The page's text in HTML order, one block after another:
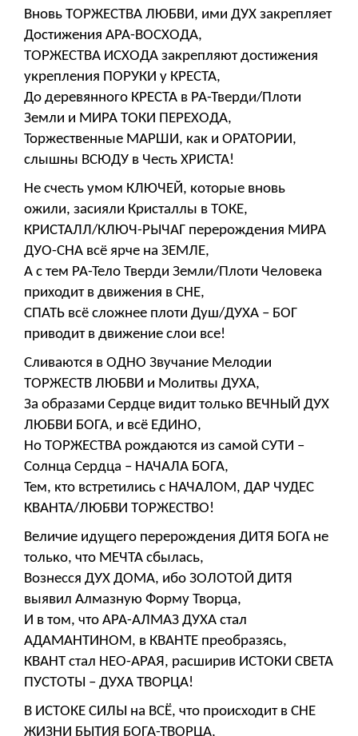
Вновь ТОРЖЕСТВА ЛЮБВИ, ими ДУХ закрепляет
Достижения АРА-ВОСХОДА,
ТОРЖЕСТВА ИСХОДА закрепляют достижения
укрепления ПОРУКИ у КРЕСТА,
До деревянного КРЕСТА в РА-Тверди/Плоти
Земли и МИРА ТОКИ ПЕРЕХОДА,
Торжественные МАРШИ, как и ОРАТОРИИ,
слышны ВСЮДУ в Честь ХРИСТА!
Не счесть умом КЛЮЧЕЙ, которые вновь
ожили, засияли Кристаллы в ТОКЕ,
КРИСТАЛЛ/КЛЮЧ-РЫЧАГ перерождения МИРА
ДУО-СНА всё ярче на ЗЕМЛЕ,
А с тем РА-Тело Тверди Земли/Плоти Человека
приходит в движения в СНЕ,
СПАТЬ всё сложнее плоти Душ/ДУХА – БОГ
приводит в движение слои все!
Сливаются в ОДНО Звучание Мелодии
ТОРЖЕСТВ ЛЮБВИ и Молитвы ДУХА,
За образами Сердце видит только ВЕЧНЫЙ ДУХ
ЛЮБВИ БОГА, и всё ЕДИНО,
Но ТОРЖЕСТВА рождаются из самой СУТИ –
Солнца Сердца – НАЧАЛА БОГА,
Тем, кто встретились с НАЧАЛОМ, ДАР ЧУДЕС
КВАНТА/ЛЮБВИ ТОРЖЕСТВО!
Величие идущего перерождения ДИТЯ БОГА не
только, что МЕЧТА сбылась,
Вознесся ДУХ ДОМА, ибо ЗОЛОТОЙ ДИТЯ
выявил Алмазную Форму Творца,
И в том, что АРА-АЛМАЗ ДУХА стал
АДАМАНТИНОМ, в КВАНТЕ преобразясь,
КВАНТ стал НЕО-АРАЯ, расширив ИСТОКИ СВЕТА
ПУСТОТЫ – ДУХА ТВОРЦА!
В ИСТОКЕ СИЛЫ на ВСЁ, что происходит в СНЕ
ЖИЗНИ БЫТИЯ БОГА-ТВОРЦА,